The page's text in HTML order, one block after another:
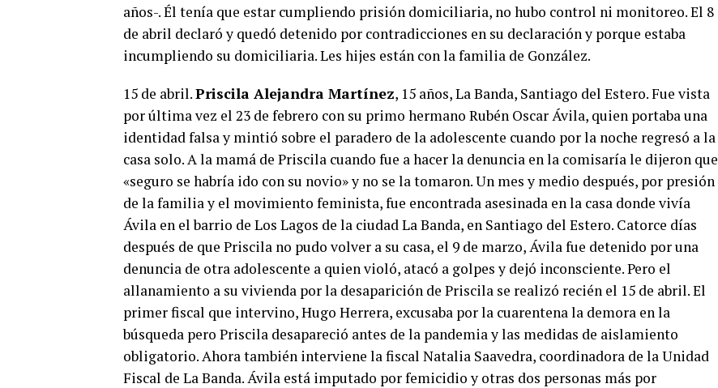
años-. Él tenía que estar cumpliendo prisión domiciliaria, no hubo control ni monitoreo. El 8
de abril declaró y quedó detenido por contradicciones en su declaración y porque estaba
incumpliendo su domiciliaria. Les hijes están con la familia de González.
15 de abril.Priscila Alejandra Martínez, 15 años, La Banda, Santiago del Estero. Fue vista
por última vez el 23 de febrero con su primo hermano Rubén Oscar Ávila, quien portaba una
identidad falsa y mintió sobre el paradero de la adolescente cuando por la noche regresó a la
casa solo. A la mamá de Priscila cuando fue a hacer la denuncia en la comisaría le dijeron que
«seguro se habría ido con su novio» y no se la tomaron. Un mes y medio después, por presión
de la familia y el movimiento feminista, fue encontrada asesinada en la casa donde vivía
Ávila en el barrio de Los Lagos de la ciudad La Banda, en Santiago del Estero. Catorce días
después de que Priscila no pudo volver a su casa, el 9 de marzo, Ávila fue detenido por una
denuncia de otra adolescente a quien violó, atacó a golpes y dejó inconsciente. Pero el
allanamiento a su vivienda por la desaparición de Priscila se realizó recién el 15 de abril. El
primer fiscal que intervino, Hugo Herrera, excusaba por la cuarentena la demora en la
búsqueda pero Priscila desapareció antes de la pandemia y las medidas de aislamiento
obligatorio. Ahora también interviene la fiscal Natalia Saavedra, coordinadora de la Unidad
Fiscal de La Banda. Ávila está imputado por femicidio y otras dos personas más por